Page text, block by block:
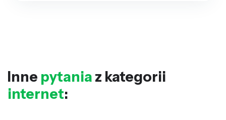
Inne pytania z kategorii
internet: